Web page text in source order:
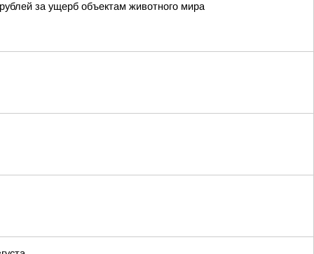
за ущерб объектам животного мира